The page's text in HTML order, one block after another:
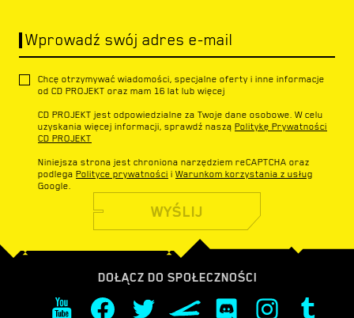
Wprowadź swój adres e-mail
Chcę otrzymywać wiadomości, specjalne oferty i inne informacje
od CD PROJEKT oraz mam 16 lat lub więcej
CD PROJEKT jest odpowiedzialne za Twoje dane osobowe. W celu
uzyskania więcej informacji, sprawdź naszą Politykę Prywatności
CD PROJEKT
Niniejsza strona jest chroniona narzędziem reCAPTCHA oraz
podlega Polityce prywatności i Warunkom korzystania z usług
Google.
WYŚLIJ
DOŁĄCZ DO SPOŁECZNOŚCI